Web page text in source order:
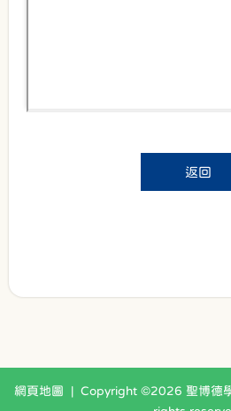
返回
網頁地圖 | Copyright ©2026 聖博德